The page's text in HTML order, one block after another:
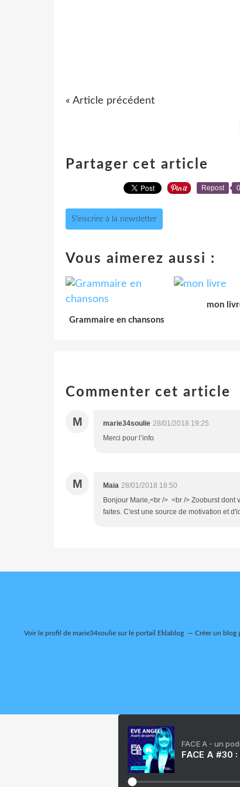
« Article précédent
Partager cet article
Repost 0
S'inscrire à la newsletter
Vous aimerez aussi :
Grammaire en chansons
mon
Commenter cet article
M marie34soulie 28/01/2018 19:25
Merci pour l’info
M Maia 28/01/2018 18:50
Bonjour Marie,<br /> <br /> Zooburst dont
faites. C'est une source de motivation et
Voir le profil de marie34souliesur le portail Eklablog Créer un blog
FACE A - un
FACE A #30